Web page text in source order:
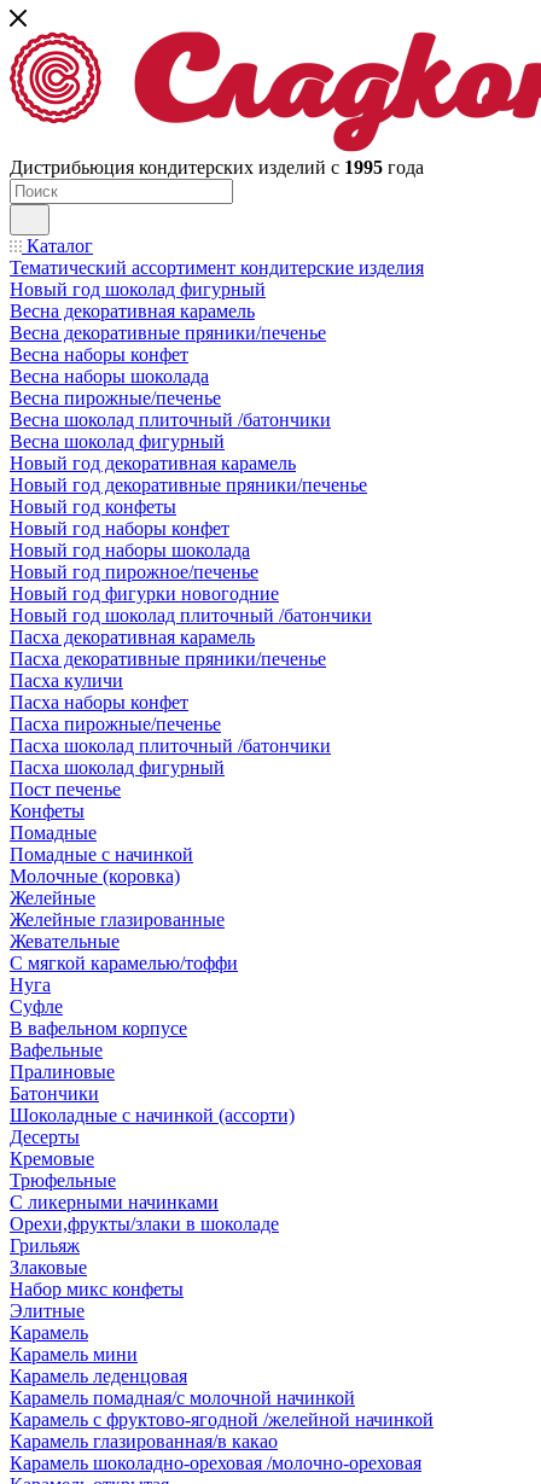
Дистрибьюция кондитерских изделий с 1995 года
Каталог
Тематический ассортимент кондитерские изделия
Новый год шоколад фигурный
Весна декоративная карамель
Весна декоративные пряники/печенье
Весна наборы конфет
Весна наборы шоколада
Весна пирожные/печенье
Весна шоколад плиточный /батончики
Весна шоколад фигурный
Новый год декоративная карамель
Новый год декоративные пряники/печенье
Новый год конфеты
Новый год наборы конфет
Новый год наборы шоколада
Новый год пирожное/печенье
Новый год фигурки новогодние
Новый год шоколад плиточный /батончики
Пасха декоративная карамель
Пасха декоративные пряники/печенье
Пасха куличи
Пасха наборы конфет
Пасха пирожные/печенье
Пасха шоколад плиточный /батончики
Пасха шоколад фигурный
Пост печенье
Конфеты
Помадные
Помадные с начинкой
Молочные (коровка)
Желейные
Желейные глазированные
Жевательные
С мягкой карамелью/тоффи
Нуга
Суфле
В вафельном корпусе
Вафельные
Пралиновые
Батончики
Шоколадные с начинкой (ассорти)
Десерты
Кремовые
Трюфельные
С ликерными начинками
Орехи,фрукты/злаки в шоколаде
Грильяж
Злаковые
Набор микс конфеты
Элитные
Карамель
Карамель мини
Карамель леденцовая
Карамель помадная/с молочной начинкой
Карамель с фруктово-ягодной /желейной начинкой
Карамель глазированная/в какао
Карамель шоколадно-ореховая /молочно-ореховая